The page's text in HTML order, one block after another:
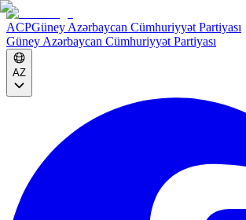
ACPGüney Azərbaycan Cümhuriyyət Partiyası
Güney Azərbaycan Cümhuriyyət Partiyası
AZ